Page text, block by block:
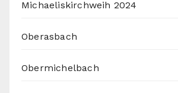
Michaeliskirchweih 2024
Oberasbach
Obermichelbach